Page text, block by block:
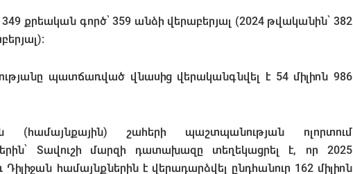
քրեական գործ՝ 359 անձի վերաբերյալ (2024 թվականին՝ 382
պատճառված վնասից վերականգնվել է 54 միլիոն 986
(համայնքային) շահերի պաշտպանության ոլորտում
Տավուշի մարզի դատախազը տեղեկացրել է, որ 2025
համայնքներին է վերադարձվել ընդհանուր 162 միլիոն